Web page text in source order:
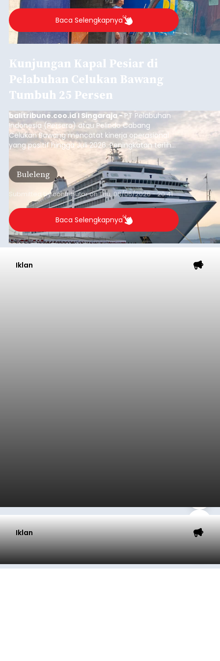
Buleleng.
Baca Selengkapnya
Kunjungan Kapal Pesiar di
Pelabuhan Celukan Bawang
Tumbuh 25 Persen
balitribune.coo.id I Singaraja -PT Pelabuhan
Indonesia (Persero) atau Pelindo Cabang
Celukan Bawang mencatat kinerja operasional
yang positif hingga Juli 2026. Peningkatan terlihat
dari arus kapal yang mencapai 1,48 juta Gross
Tonnage (GT), atau tumbuh 12,4 persen
dibandingkan periode yang sama tahun lalu
yang tercatat sebesar 1,32 juta GT.
Buleleng
Submitted bycontributoronThu, 08/06/2026 - 20:41
Baca Selengkapnya
Iklan
Iklan